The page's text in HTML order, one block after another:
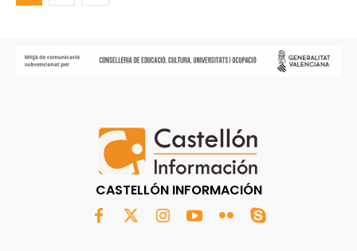
CASTELLÓN INFORMACIÓN